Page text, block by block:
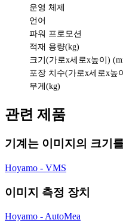
운영 체제
언어
파워 프로모션
적재 용량(kg)
크기(가로x세로x높이)
포장 치수(가로x세로x높
무게(kg)
관련 제품
기계는 이미지의 크기
Hoyamo - VMS
이미지 측정 장치
Hoyamo - AutoMea